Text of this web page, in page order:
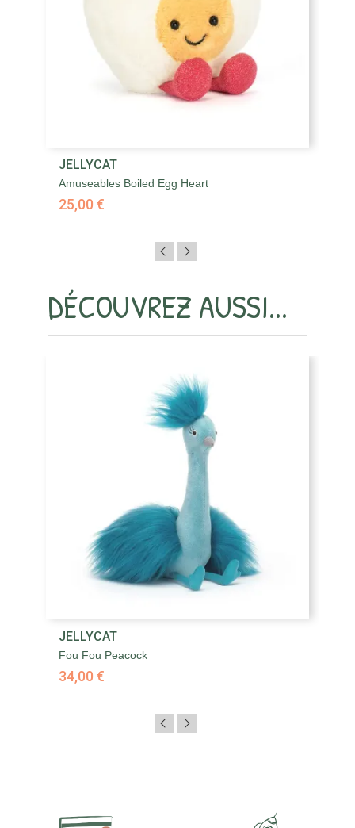
JELLYCAT
Amuseables Boiled Egg Heart
25,00 €
DÉCOUVREZ AUSSI...
JELLYCAT
Fou Fou Peacock
34,00 €